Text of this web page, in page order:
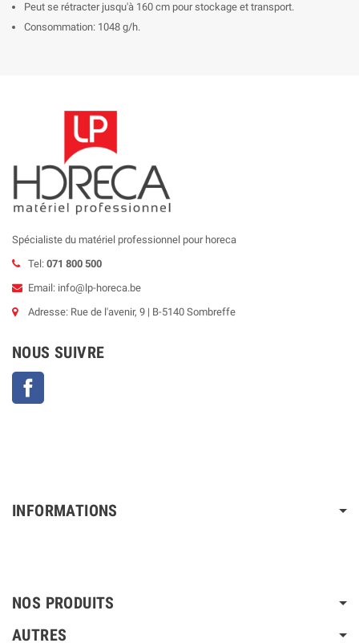
Peut se rétracter jusqu'à 160 cm pour stockage et transport.
Consommation: 1048 g/h.
Spécialiste du matériel professionnel pour horeca
Tel: 071 800 500
Email: info@lp-horeca.be
Adresse: Rue de l'avenir, 9 | B-5140 Sombreffe
NOUS SUIVRE
INFORMATIONS
NOS PRODUITS
AUTRES